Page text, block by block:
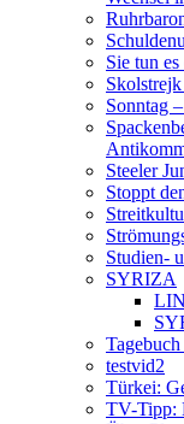
Sie tun
Sonntag
Steeler
Stoppt
Studien-
SYRIZA
testvid2
Türkei:
TV-Tipp: